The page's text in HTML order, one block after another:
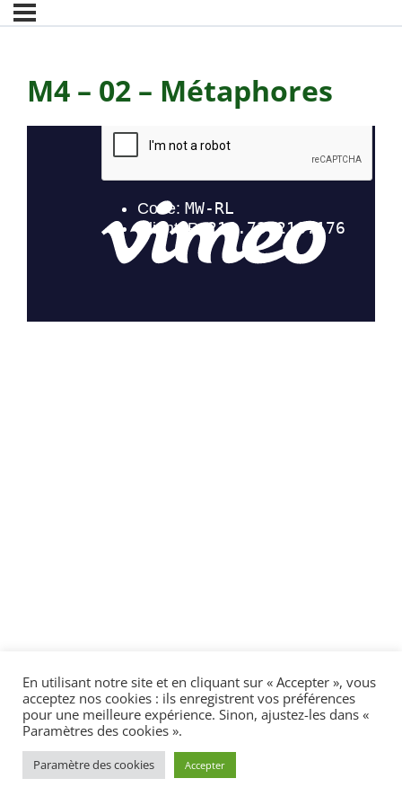
M4 – 02 – Métaphores
En utilisant notre site et en cliquant sur « Accepter », vous
acceptez nos cookies : ils enregistrent vos préférences
pour une meilleure expérience. Sinon, ajustez-les dans «
Paramètres des cookies ».
Paramètre des cookies Accepter